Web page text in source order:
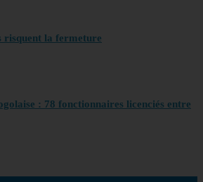
risquent la fermeture
: 78 fonctionnaires licenciés entre